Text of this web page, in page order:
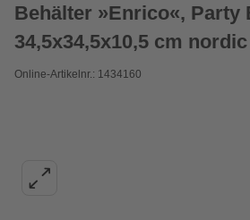
Behälter »Enrico«, Party
34,5x34,5x10,5 cm
Online-Artikelnr.: 1434160